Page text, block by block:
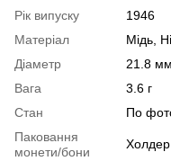
Рік випуску
1946
Матеріал
Мідь,
Діаметр
21.8 мм
Вага
3.6 г
Стан
По
Паковання
монети/бони
Холдер